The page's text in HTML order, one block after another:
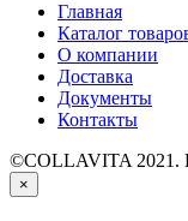
Главная
Каталог
О компании
Доставка
Документы
Контакты
©COLLAVITA 2021.
×